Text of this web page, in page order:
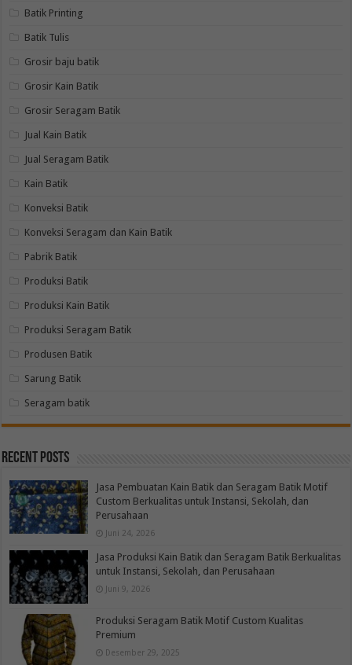
Batik Printing
Batik Tulis
Grosir baju batik
Grosir Kain Batik
Grosir Seragam Batik
Jual Kain Batik
Jual Seragam Batik
Kain Batik
Konveksi Batik
Konveksi Seragam dan Kain Batik
Pabrik Batik
Produksi Batik
Produksi Kain Batik
Produksi Seragam Batik
Produsen Batik
Sarung Batik
Seragam batik
Recent Posts
Jasa Pembuatan Kain Batik dan Seragam Batik Motif
Custom Berkualitas untuk Instansi, Sekolah, dan
Perusahaan
Juni 24, 2026
Jasa Produksi Kain Batik dan Seragam Batik Berkualitas
untuk Instansi, Sekolah, dan Perusahaan
Juni 9, 2026
Produksi Seragam Batik Motif Custom Kualitas
Premium
Desember 29, 2025